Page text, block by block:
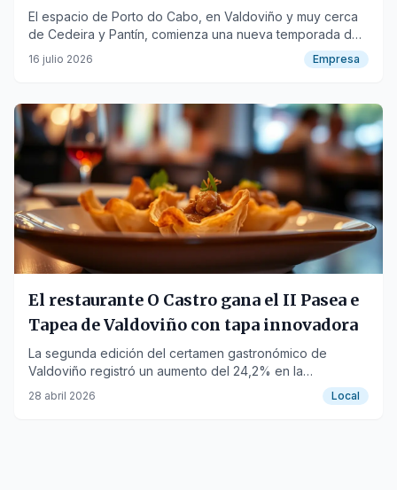
Valdoviño.
El espacio de Porto do Cabo, en Valdoviño y muy cerca
de Cedeira y Pantín, comienza una nueva temporada de
comidas y cenas.
16 julio 2026 Empresa
El restaurante O Castro gana el II Pasea e
Tapea de Valdoviño con tapa innovadora
La segunda edición del certamen gastronómico de
Valdoviño registró un aumento del 24,2% en la
participación, con casi 3.000 boletos depositados.
28 abril 2026 Local